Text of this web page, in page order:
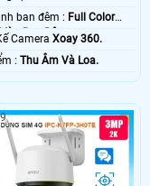
✪ Hình ảnh ban đêm : Full Color
Ban Ðêm.
CameraXoay 360.
️👮 Ưu Điểm :Thu Âm Và Loa.